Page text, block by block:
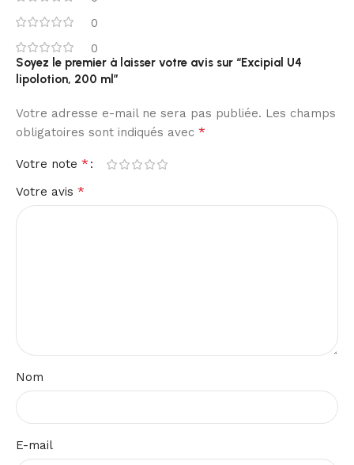
0
0
Soyez le premier à laisser votre avis sur “Excipial U4
lipolotion, 200 ml”
Votre adresse e-mail ne sera pas publiée. Les champs
obligatoires sont indiqués avec *
Votre note *
Votre avis *
Nom
E-mail